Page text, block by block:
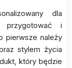
dla
przygotować i
pierwsze należy
stylem życia
który będzie